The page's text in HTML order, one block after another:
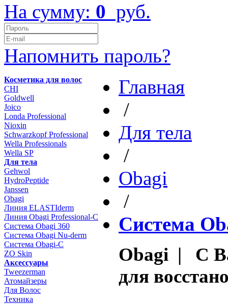
На сумму: 0 руб.
Напомнить пароль?
Косметика для волос
CHI
Goldwell
Joico
Londa Professional
Nioxin
Schwarzkopf Professional
Wella Professionals
Wella SP
Для тела
Gehwol
HydroPeptide
Janssen
Obagi
Линия ELASTIderm
Линия Obagi Professional-C
Система Obagi 360
Система Obagi Nu-derm
Система Obagi-C
ZO Skin
Aксессуары
Tweezerman
Атомайзеры
Для Волос
Техника
Главная
/
Для тела
/
Obagi
/
Система
Obagi | C
для